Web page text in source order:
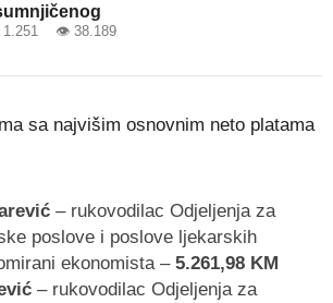
1.251 👁 38.189
sa najvišim osnovnim neto platama
– rukovodilac Odjeljenja za
poslove i poslove ljekarskih
ekonomista – 5.261,98 KM
– rukovodilac Odjeljenja za